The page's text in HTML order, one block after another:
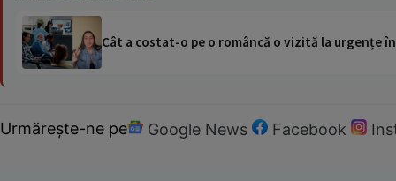
Cât a costat-o pe o româncă o vizită la urgențe
Urmărește-ne pe Google News Facebook